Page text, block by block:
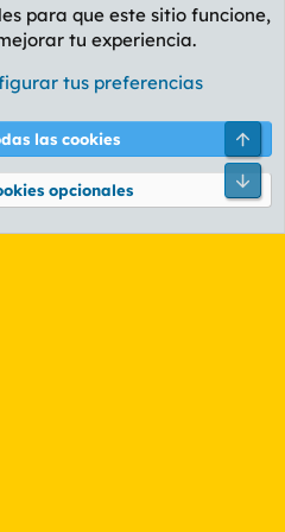
Política de privacidad Ayuda
2026 XenForo Ltd.
para que este sitio funcione,
tu experiencia.
tus preferencias
las cookies
opcionales
Pie